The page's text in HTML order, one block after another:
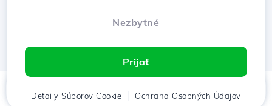
Nezbytné
Prijať
Detaily Súborov Cookie Ochrana Osobných Údajov
Domov Klient Košík Chat Menu